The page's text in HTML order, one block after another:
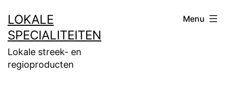
naar
de
inhoud
LOKALE
SPECIALITEITEN
Lokale streek- en
regioproducten
Menu